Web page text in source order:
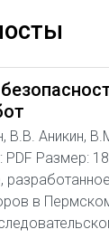
В.В. Аникин,
PDF Размер:
разработанное
в